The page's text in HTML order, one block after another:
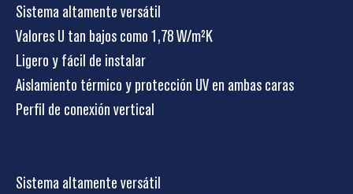
Sistema altamente versátil
Valores U tan bajos como 1,78 W/m²K
Ligero y fácil de instalar
Aislamiento térmico y protección UV en ambas caras
Perfil de conexión vertical
Sistema altamente versátil